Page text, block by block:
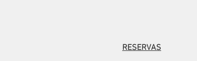
RESERVAS